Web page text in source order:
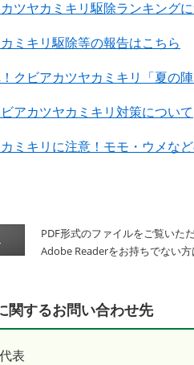
ツヤカミキリ駆除ランキング
ミキリ駆除等の報告はこちら
クビアカツヤカミキリ「夏の
アカツヤカミキリ対策について
ミキリに注意！モモ・ウメな
PDF形式のファイルをご覧いた
Adobe Readerをお持ちでない
関するお問い合わせ先
代表